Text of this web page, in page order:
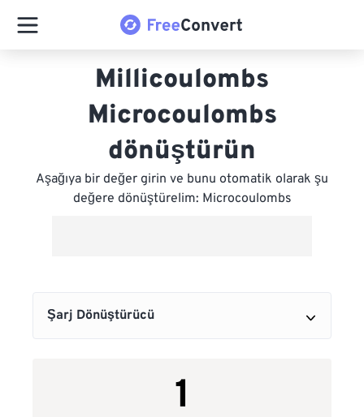
Millicoulombs
Microcoulombs
dönüştürün
Aşağıya bir değer girin ve bunu otomatik olarak şu
değere dönüştürelim: Microcoulombs